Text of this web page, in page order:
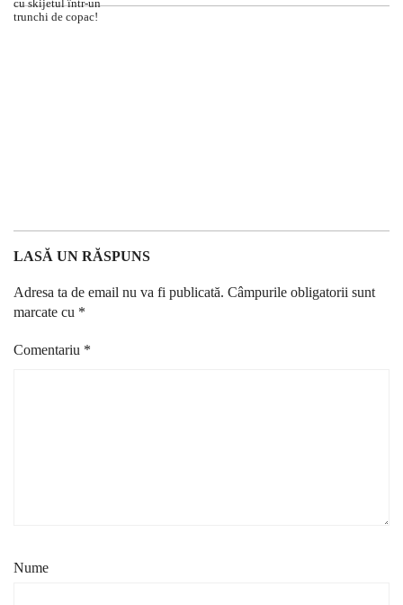
LASĂ UN RĂSPUNS
Adresa ta de email nu va fi publicată. Câmpurile obligatorii sunt
marcate cu *
Comentariu *
Nume